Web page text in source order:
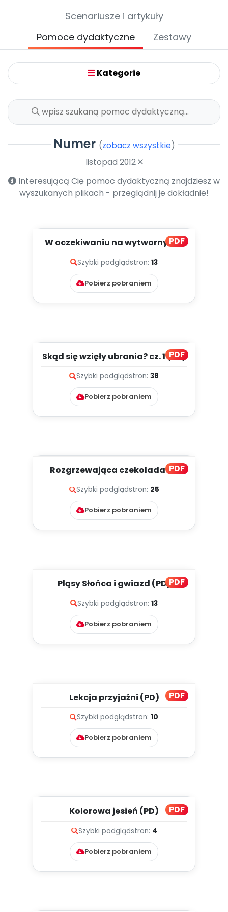
PromocjeScenariusze i artykuły
Pomoce dydaktyczne
Zestawy
Kategorie
Numer (zobacz wszystkie)
listopad 2012
Interesującą Cię pomoc dydaktyczną znajdziesz w
wyszukanych plikach - przeglądnij je dokładnie!
PDF
W oczekiwaniu na wytworny bal
Szybki podglądstron: 13
Pobierz pobraniem
PDF
Skąd się wzięły ubrania? cz. 1 (PD)
Szybki podglądstron: 38
Pobierz pobraniem
PDF
Rozgrzewająca czekolada na
Szybki podglądstron: 25
Pobierz pobraniem
PDF
Pląsy Słońca i gwiazd (PD)
Szybki podglądstron: 13
Pobierz pobraniem
PDF
Lekcja przyjaźni (PD)
Szybki podglądstron: 10
Pobierz pobraniem
PDF
Kolorowa jesień (PD)
Szybki podglądstron: 4
Pobierz pobraniem